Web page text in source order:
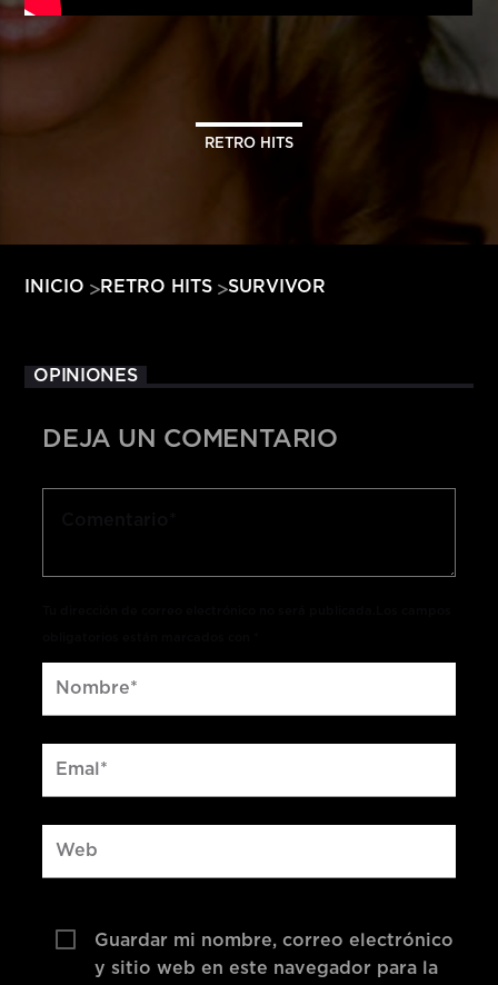
Hits – 96.5 FM
RETRO HITS
INICIO RETRO HITS SURVIVOR
OPINIONES
DEJA UN COMENTARIO
Guardar mi nombre, correo electrónico
y sitio web en este navegador para la